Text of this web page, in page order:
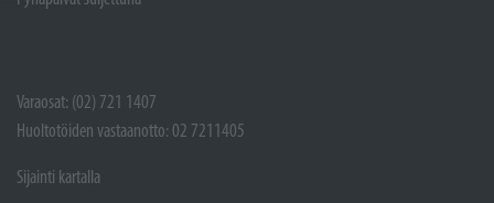
Varaosat: (02) 721 1407
Huoltotöiden vastaanotto: 02 7211405
Sijainti kartalla